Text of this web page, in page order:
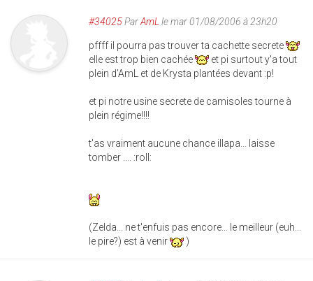
#34025ParAmL le mar 01/08/2006 à 23h20
pffff il pourra pas trouver ta cachette secrete
elle est trop bien cachée
et pi surtout y'a tout
plein d'AmL et de Krysta plantées devant :p!
et pi notre usine secrete de camisoles tourne à
plein régime!!!!
t'as vraiment aucune chance illapa... laisse
tomber .... :roll:
(Zelda... ne t'enfuis pas encore... le meilleur (euh...
le pire?) est à venir
)